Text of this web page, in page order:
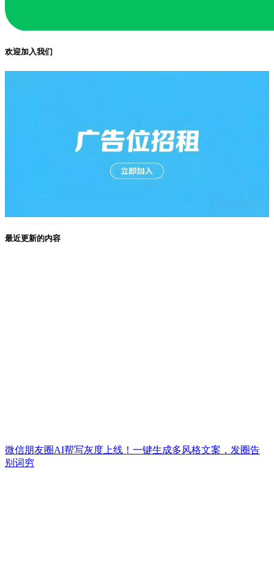
欢迎加入我们
最近更新的内容
微信朋友圈AI帮写灰度上线！一键生成多风格文案，发圈告
别词穷